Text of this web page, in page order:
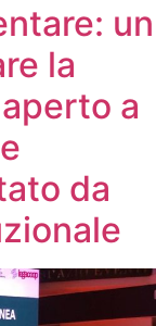
un
la
a
da